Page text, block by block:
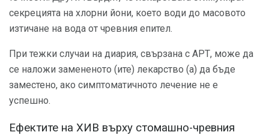
секрецията на хлорни йони, което води до масовото
изтичане на вода от чревния епител.
При тежки случаи на диария, свързана с АРТ, може да
се наложи замененото (ите) лекарство (а) да бъде
заместено, ако симптоматичното лечение не е
успешно.
Ефектите на ХИВ върху стомашно-чревния